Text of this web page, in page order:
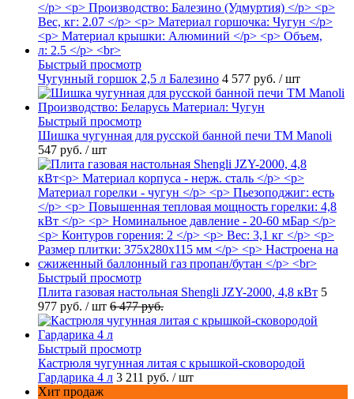
Быстрый просмотр
Чугунный горшок 2,5 л Балезино 4 577 руб. / шт
Быстрый просмотр
Шишка чугунная для русской банной печи ТМ Manoli
547 руб. / шт
Быстрый просмотр
Плита газовая настольная Shengli JZY-2000, 4,8 кВт 5
977 руб. / шт 6 477 руб.
Быстрый просмотр
Кастрюля чугунная литая с крышкой-сковородой
Гардарика 4 л 3 211 руб. / шт
Хит продаж